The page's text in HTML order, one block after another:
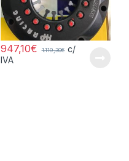
947,10€ 1.119,30€ c/
IVA